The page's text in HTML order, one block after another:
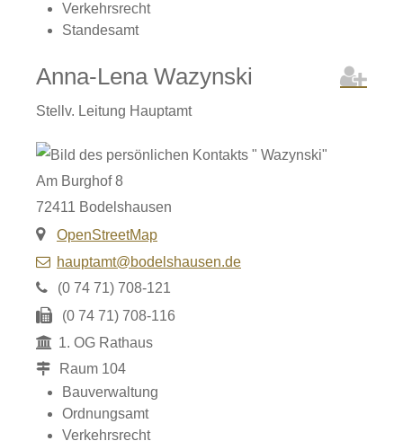
Verkehrsrecht
Standesamt
Anna-Lena Wazynski
Stellv. Leitung Hauptamt
Am Burghof 8
72411 Bodelshausen
OpenStreetMap
hauptamt@bodelshausen.de
(0 74 71) 708-121
(0 74 71) 708-116
1. OG Rathaus
Raum 104
Bauverwaltung
Ordnungsamt
Verkehrsrecht